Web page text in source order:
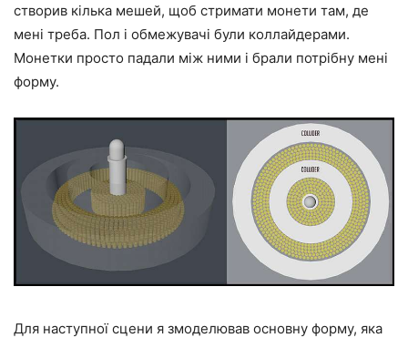
створив кілька мешей, щоб стримати монети там, де
мені треба. Пол і обмежувачі були коллайдерами.
Монетки просто падали між ними і брали потрібну мені
форму.
Для наступної сцени я змоделював основну форму, яка